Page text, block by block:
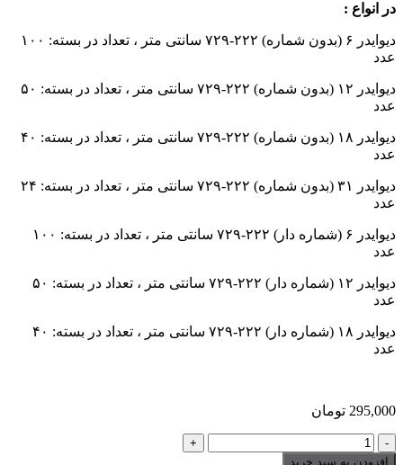
در انواع :
دیوایدر ۶ (بدون شماره) ۲۲۲-۷۲۹ سانتی متر ، تعداد در بسته: ۱۰۰
عدد
دیوایدر ۱۲ (بدون شماره) ۲۲۲-۷۲۹ سانتی متر ، تعداد در بسته: ۵۰
عدد
دیوایدر ۱۸ (بدون شماره) ۲۲۲-۷۲۹ سانتی متر ، تعداد در بسته: ۴۰
عدد
دیوایدر ۳۱ (بدون شماره) ۲۲۲-۷۲۹ سانتی متر ، تعداد در بسته: ۲۴
عدد
دیوایدر ۶ (شماره دار) ۲۲۲-۷۲۹ سانتی متر ، تعداد در بسته: ۱۰۰
عدد
دیوایدر ۱۲ (شماره دار) ۲۲۲-۷۲۹ سانتی متر ، تعداد در بسته: ۵۰
عدد
دیوایدر ۱۸ (شماره دار) ۲۲۲-۷۲۹ سانتی متر ، تعداد در بسته: ۴۰
عدد
295,000 تومان
دیوایدر
(جداساز)
افزودن به سبد خرید